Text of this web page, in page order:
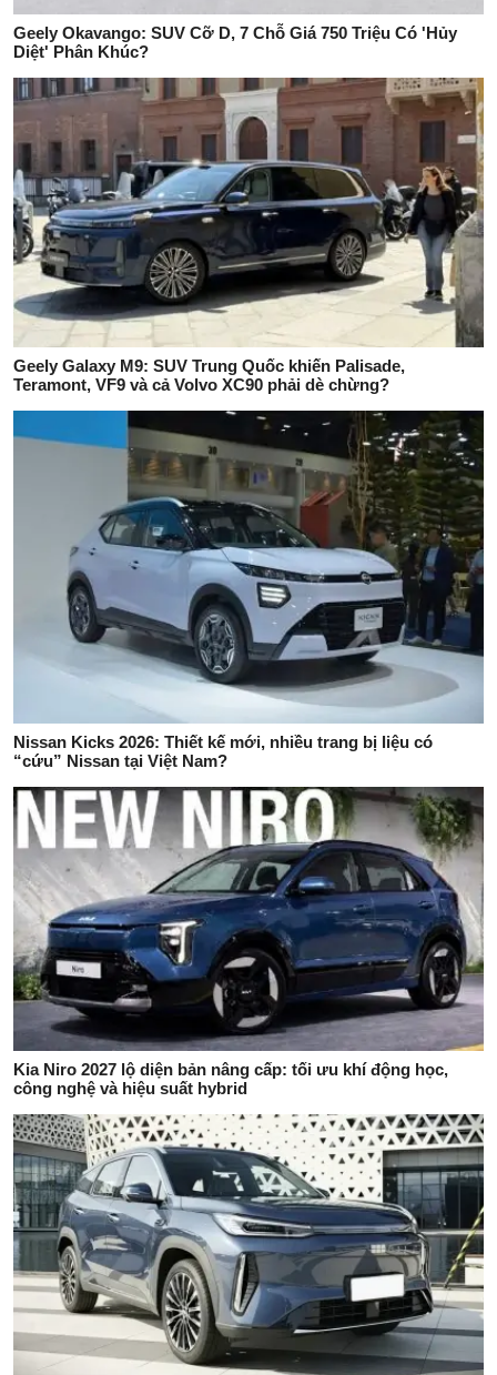
Geely Okavango: SUV Cỡ D, 7 Chỗ Giá 750 Triệu Có 'Hủy
Diệt' Phân Khúc?
Geely Galaxy M9: SUV Trung Quốc khiến Palisade,
Teramont, VF9 và cả Volvo XC90 phải dè chừng?
Nissan Kicks 2026: Thiết kế mới, nhiều trang bị liệu có
“cứu” Nissan tại Việt Nam?
Kia Niro 2027 lộ diện bản nâng cấp: tối ưu khí động học,
công nghệ và hiệu suất hybrid